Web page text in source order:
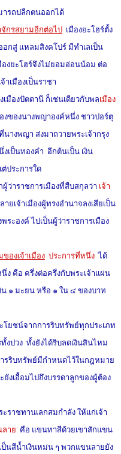
ารถปลีกตนออกได้
กรสยามอีกต่อไป
เมืองยะโฮร์ตั้ง
กสู่ แหลมสิงคโปร์ มีทำเลเป็น
องยะโฮร์จึงไม่ยอมอ่อนน้อม ต่อ
าเมืองเป็นราชา
เมืองปัตตานี ก็เช่นเดียวกับพลเมือง
งของนางพญาองค์หนึ่ง ชาวปอร์ตุ
างพญา ส่งมาถวายพระเจ้ากรุง
เป็นทองคำ อีกต้นเป็น เงิน
ประการใด
ว่าราชการเมืองที่สืบสกุลว่า เจ้า
เจ้าเมืองผู้ทรงอำนาจลงเสียเป็น
ระองค์ ไปเป็นผู้ว่าราชการเมือง
องเจ้าเมืองประการที่หนึ่งได้
ง คือ ครึ่งต่อครึ่งกับพระเจ้าแผ่น
๑ มะยน หรือ ๑ ใน ๔ ของบาท
โยชน์จากการริบทรัพย์ทุกประเภท
งปวง ทั้งยังได้ริบลดเงินสินไหม
รริบทรัพย์มีกำหนดไว้ในกฎหมาย
งเอื้อมไปถึงบรรดาลูกของผู้ต้อง
ราชทานเลกสมกำลัง ให้แก่เจ้า
าย คือ แขนทาสีด้วยเขาสักแขน
นสีน้ำเงินหม่น ๆ พวกแขนลายยัง